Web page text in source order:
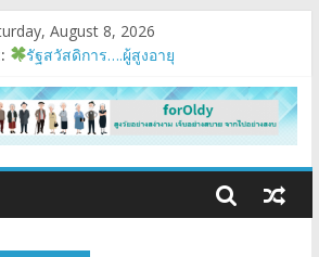
August 8, 2026
แรงบันดาลใจหนึ่ง
รัฐสวัสดิการ….ผู้สูงอายุ
มนุษย์ต่างวัย
Fest 2026